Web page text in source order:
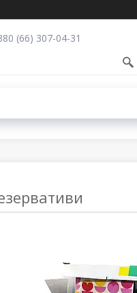
(66) 307-04-31